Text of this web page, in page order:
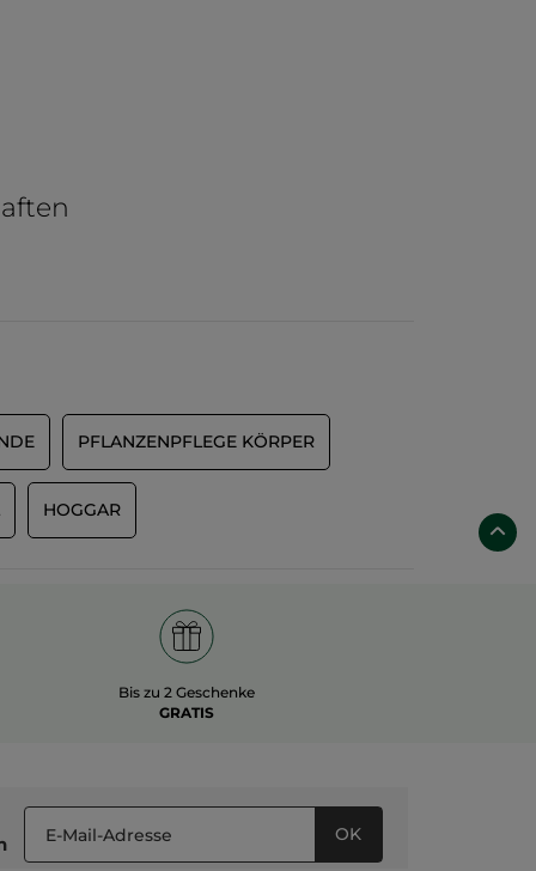
PFLANZENPFLEGE KÖRPER
HOGGAR
Bis zu 2 Geschenke
GRATIS
OK